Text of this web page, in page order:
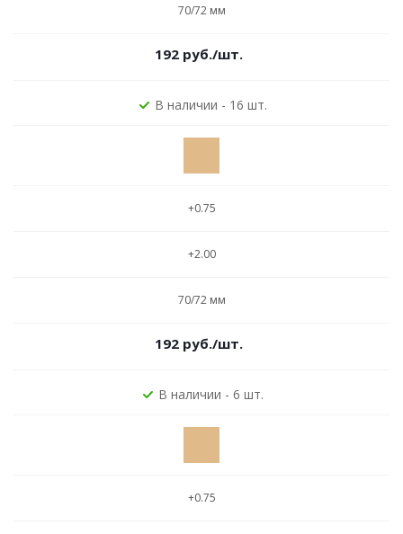
70/72 мм
192руб./шт.
В наличии - 16 шт.
+0.75
+2.00
70/72 мм
192руб./шт.
В наличии - 6 шт.
+0.75